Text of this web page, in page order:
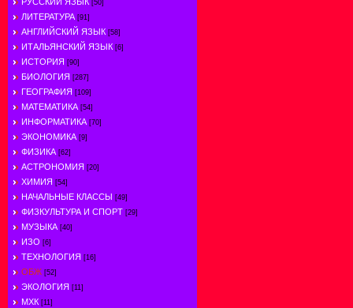
[50]
ЛИТЕРАТУРА [91]
АНГЛИЙСКИЙ ЯЗЫК [58]
ИТАЛЬЯНСКИЙ ЯЗЫК [6]
ИСТОРИЯ [90]
БИОЛОГИЯ [287]
ГЕОГРАФИЯ [109]
МАТЕМАТИКА [54]
ИНФОРМАТИКА [70]
ЭКОНОМИКА [9]
ФИЗИКА [62]
АСТРОНОМИЯ [20]
ХИМИЯ [54]
НАЧАЛЬНЫЕ КЛАССЫ [49]
ФИЗКУЛЬТУРА И СПОРТ [29]
МУЗЫКА [40]
ИЗО [6]
ТЕХНОЛОГИЯ [16]
ОБЖ [52]
ЭКОЛОГИЯ [11]
МХК [11]